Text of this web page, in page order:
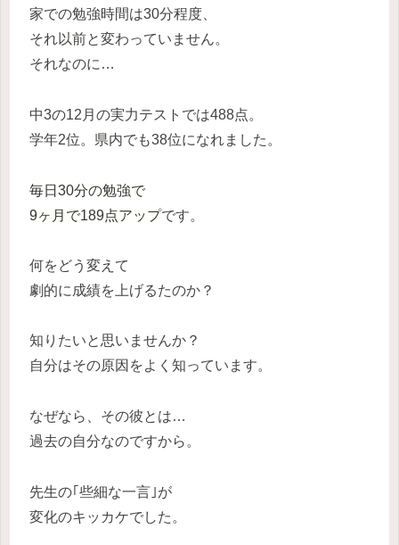
家での勉強時間は30分程度、
それ以前と変わっていません。
それなのに…
中3の12月の実力テストでは488点。
学年2位。県内でも38位になれました。
毎日30分の勉強で
9ヶ月で189点アップです。
何をどう変えて
劇的に成績を上げるたのか？
知りたいと思いませんか？
自分はその原因をよく知っています。
なぜなら、その彼とは…
過去の自分なのですから。
先生の｢些細な一言｣が
変化のキッカケでした。